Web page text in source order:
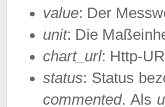
value: Der
unit: Die
chart_url: Http-
status: Status
commented. Als